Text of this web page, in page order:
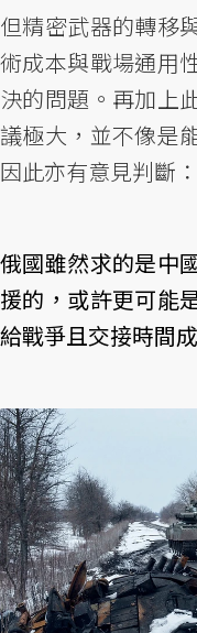
但精密武器的轉移
術成本與戰場通用
決的問題。再加上
議極大，並不像是
因此亦有意見判斷：
俄國雖然求的是中
援的，或許更可能
給戰爭且交接時間